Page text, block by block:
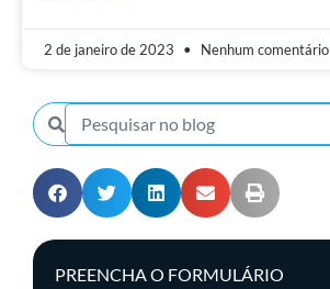
2 de janeiro de 2023 Nenhum comentário
PREENCHA O FORMULÁRIO